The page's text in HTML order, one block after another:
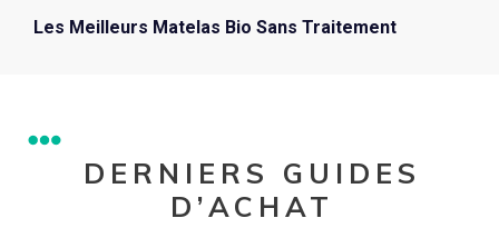
Les Meilleurs Matelas Bio Sans Traitement
DERNIERS GUIDES
D’ACHAT